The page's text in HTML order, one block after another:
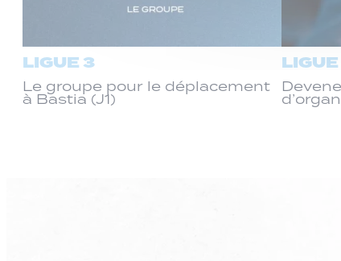
LIGUE 3
Le groupe pour le déplacement
à Bastia (J1)